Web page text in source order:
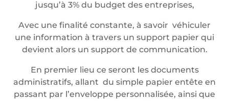
jusqu’à 3% du budget des entreprises,
Avec une finalité constante, à savoir véhiculer
une information à travers un support papier qui
devient alors un support de communication.
En premier lieu ce seront les documents
administratifs, allant du simple papier entête en
passant par l’enveloppe personnalisée, ainsi que